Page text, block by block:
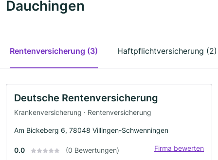
Dauchingen
Rentenversicherung (3) Haftpflichtversicherung (2)
Deutsche Rentenversicherung
Krankenversicherung · Rentenversicherung
Am Bickeberg 6, 78048 Villingen-Schwenningen
0.0 (0 Bewertungen) Firma bewerten